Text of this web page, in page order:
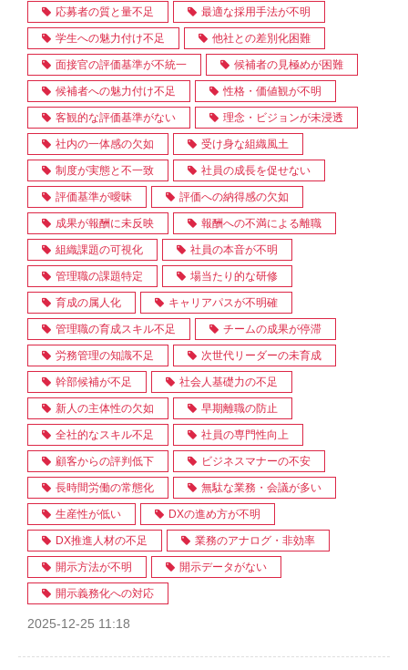
応募者の質と量不足 最適な採用手法が不明
学生への魅力付け不足 他社との差別化困難
面接官の評価基準が不統一 候補者の見極めが困難
候補者への魅力付け不足 性格・価値観が不明
客観的な評価基準がない 理念・ビジョンが未浸透
社内の一体感の欠如 受け身な組織風土
制度が実態と不一致 社員の成長を促せない
評価基準が曖昧 評価への納得感の欠如
成果が報酬に未反映 報酬への不満による離職
組織課題の可視化 社員の本音が不明
管理職の課題特定 場当たり的な研修
育成の属人化 キャリアパスが不明確
管理職の育成スキル不足 チームの成果が停滞
労務管理の知識不足 次世代リーダーの未育成
幹部候補が不足 社会人基礎力の不足
新人の主体性の欠如 早期離職の防止
全社的なスキル不足 社員の専門性向上
顧客からの評判低下 ビジネスマナーの不安
長時間労働の常態化 無駄な業務・会議が多い
生産性が低い DXの進め方が不明
DX推進人材の不足 業務のアナログ・非効率
開示方法が不明 開示データがない
開示義務化への対応
2025-12-25 11:18